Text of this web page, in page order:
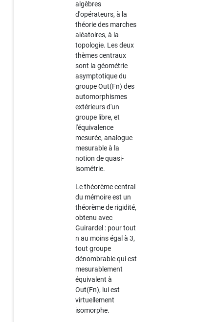
algèbres
d'opérateurs, à la
théorie des marches
aléatoires, à la
topologie. Les deux
thèmes centraux
sont la géométrie
asymptotique du
groupe Out(Fn) des
automorphismes
extérieurs d'un
groupe libre, et
l'équivalence
mesurée, analogue
mesurable à la
notion de quasi-
isométrie.
Le théorème central
du mémoire est un
théorème de rigidité,
obtenu avec
Guirardel : pour tout
n au moins égal à 3,
tout groupe
dénombrable qui est
mesurablement
équivalent à
Out(Fn), lui est
virtuellement
isomorphe.